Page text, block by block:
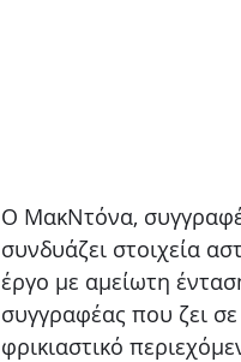
Ο ΜακΝτόνα,
συνδυάζει στοιχεία
έργο με αμείωτη
συγγραφέας που ζει
φρικιαστικό